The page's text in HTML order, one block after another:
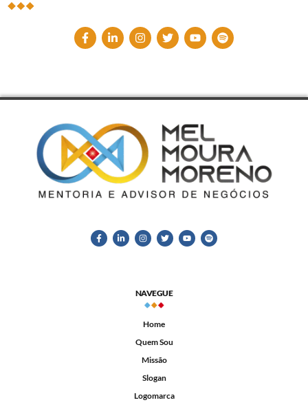
NAVEGUE
Home
Quem Sou
Missão
Slogan
Logomarca